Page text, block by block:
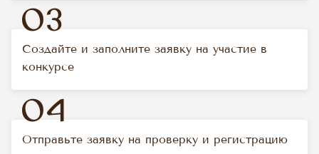
03
Создайте и заполните заявку на участие в
конкурсе
04
Отправьте заявку на проверку и регистрацию